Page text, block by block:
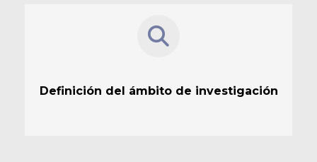
Definición del ámbito de investigación